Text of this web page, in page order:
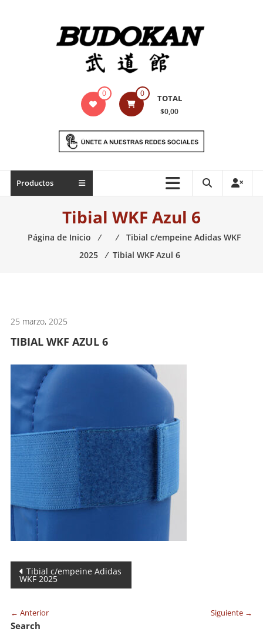
Indumentaria
marciales
Todo
necesario
0 0 TOTAL
$0,00
Productos
Tibial WKF Azul 6
Página de Inicio ⁄ ⁄
Tibial c/empeine Adidas WKF
2025
⁄ Tibial WKF Azul 6
25 marzo, 2025
TIBIAL WKF AZUL 6
Navegación
de
entradas
Tibial c/empeine Adidas
WKF 2025
← Anterior Siguiente →
Search